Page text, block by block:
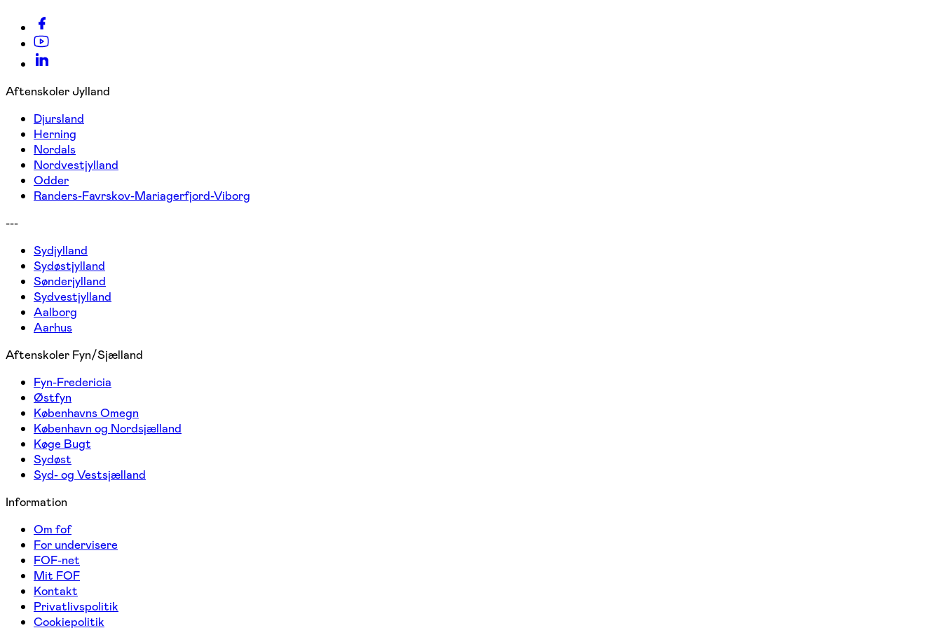
Aftenskoler Jylland
Djursland
Herning
Nordals
Nordvestjylland
Odder
Randers-Favrskov-Mariagerfjord-Viborg
---
Sydjylland
Sydøstjylland
Sønderjylland
Sydvestjylland
Aalborg
Aarhus
Aftenskoler Fyn/Sjælland
Fyn-Fredericia
Østfyn
Københavns Omegn
København og Nordsjælland
Køge Bugt
Sydøst
Syd- og Vestsjælland
Information
Om fof
For undervisere
FOF-net
Mit FOF
Kontakt
Privatlivspolitik
Cookiepolitik